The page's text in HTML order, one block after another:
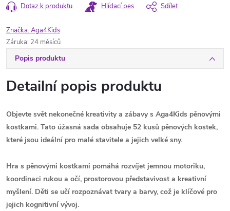
Dotaz k produktu Hlídací pes Sdílet
Značka:Aga4Kids
Záruka: 24 měsíců
Popis produktu
Detailní popis produktu
Objevte svět nekonečné kreativity a zábavy s Aga4Kids pěnovými
kostkami. Tato úžasná sada obsahuje 52 kusů pěnových kostek,
které jsou ideální pro malé stavitele a jejich velké sny.
Hra s pěnovými kostkami pomáhá rozvíjet jemnou motoriku,
koordinaci rukou a očí, prostorovou představivost a kreativní
myšlení. Děti se učí rozpoznávat tvary a barvy, což je klíčové pro
jejich kognitivní vývoj.